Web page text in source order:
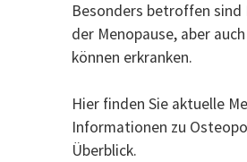
Besonders betroffen sind
der Menopause, aber
können erkranken.
Hier finden Sie aktuelle
Informationen zu
Überblick.